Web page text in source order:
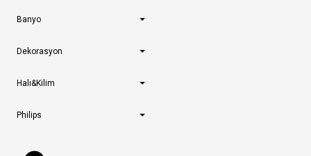
Banyo
Dekorasyon
Halı&Kilim
Philips